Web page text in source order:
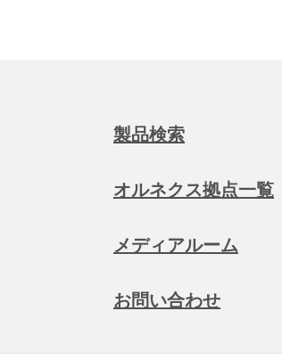
製品検索
オルネクス拠点一覧
メディアルーム
お問い合わせ